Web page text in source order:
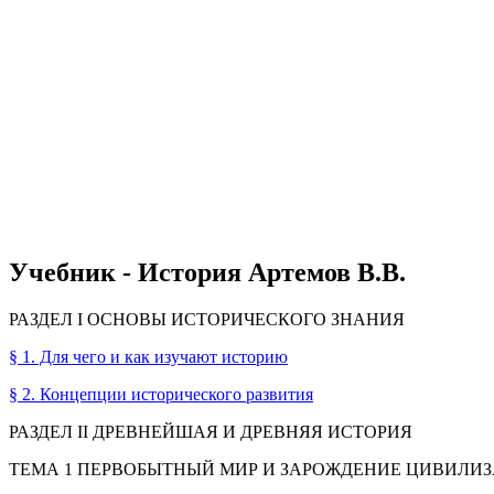
Учебник - История Артемов В.В.
РАЗДЕЛ I ОСНОВЫ ИСТОРИЧЕСКОГО ЗНАНИЯ
§ 1. Для чего и как изучают историю
§ 2. Концепции исторического развития
РАЗДЕЛ II ДРЕВНЕЙШАЯ И ДРЕВНЯЯ ИСТОРИЯ
ТЕМА 1 ПЕРВОБЫТНЫЙ МИР И ЗАРОЖДЕНИЕ